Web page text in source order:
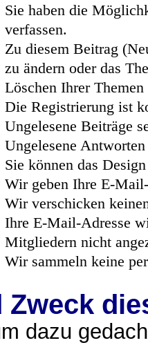
Sie haben die
verfassen.
Zu diesem Beitrag
zu ändern oder das
Löschen Ihrer
Die Registrierung ist
Ungelesene Beiträge
Ungelesene
Sie können das
Wir geben Ihre E-
Wir verschicken
Ihre E-Mail-Adresse
Mitgliedern nicht
Wir sammeln keine
Zweck
dazu